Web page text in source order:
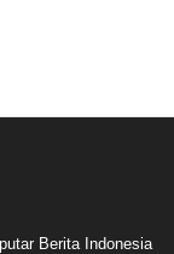
Berita Indonesia